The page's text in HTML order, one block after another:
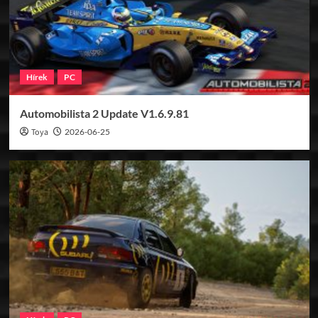
Hírek PC
Automobilista 2 Update V1.6.9.81
Toya 2026-06-25